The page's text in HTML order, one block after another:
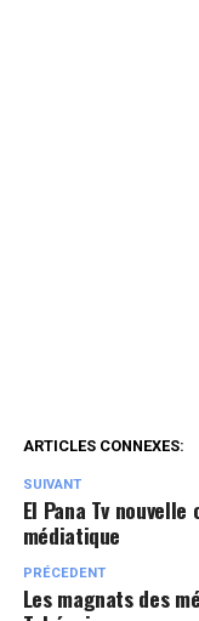
ARTICLES CONNEXES:
SUIVANT
El Pana Tv
médiatique
PRÉCEDENT
Les magnats des